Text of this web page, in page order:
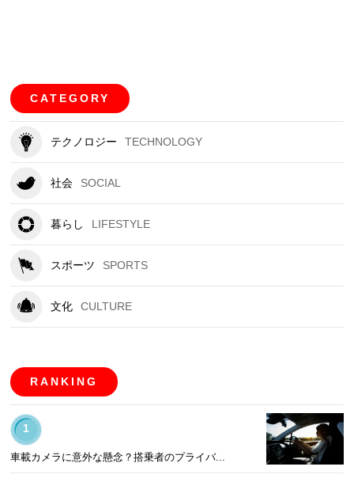
CATEGORY
テクノロジー TECHNOLOGY
社会 SOCIAL
暮らし LIFESTYLE
スポーツ SPORTS
文化 CULTURE
RANKING
1
車載カメラに意外な懸念？搭乗者のプライバ...